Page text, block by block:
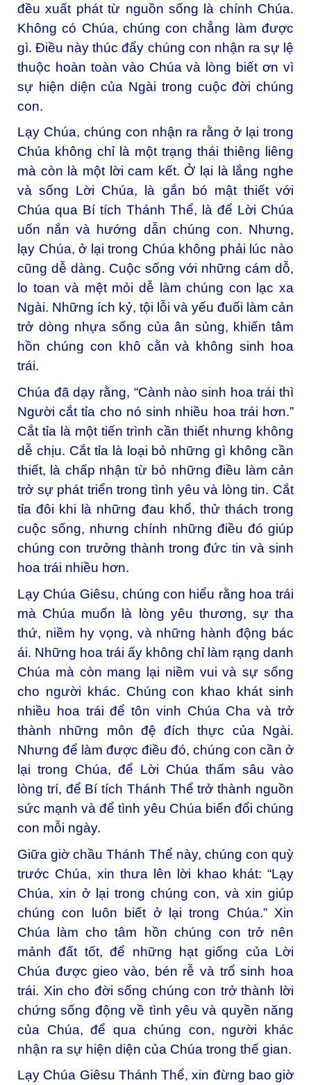
đều xuất phát từ nguồn sống là chính Chúa.
Không có Chúa, chúng con chẳng làm được
gì. Điều này thúc đẩy chúng con nhận ra sự lệ
thuộc hoàn toàn vào Chúa và lòng biết ơn vì
sự hiện diện của Ngài trong cuộc đời chúng
con.
Lạy Chúa, chúng con nhận ra rằng ở lại trong
Chúa không chỉ là một trạng thái thiêng liêng
mà còn là một lời cam kết. Ở lại là lắng nghe
và sống Lời Chúa, là gắn bó mật thiết với
Chúa qua Bí tích Thánh Thể, là để Lời Chúa
uốn nắn và hướng dẫn chúng con. Nhưng,
lạy Chúa, ở lại trong Chúa không phải lúc nào
cũng dễ dàng. Cuộc sống với những cám dỗ,
lo toan và mệt mỏi dễ làm chúng con lạc xa
Ngài. Những ích kỷ, tội lỗi và yếu đuối làm cản
trở dòng nhựa sống của ân sủng, khiến tâm
hồn chúng con khô cằn và không sinh hoa
trái.
Chúa đã dạy rằng, “Cành nào sinh hoa trái thì
Người cắt tỉa cho nó sinh nhiều hoa trái hơn.”
Cắt tỉa là một tiến trình cần thiết nhưng không
dễ chịu. Cắt tỉa là loại bỏ những gì không cần
thiết, là chấp nhận từ bỏ những điều làm cản
trở sự phát triển trong tình yêu và lòng tin. Cắt
tỉa đôi khi là những đau khổ, thử thách trong
cuộc sống, nhưng chính những điều đó giúp
chúng con trưởng thành trong đức tin và sinh
hoa trái nhiều hơn.
Lạy Chúa Giêsu, chúng con hiểu rằng hoa trái
mà Chúa muốn là lòng yêu thương, sự tha
thứ, niềm hy vọng, và những hành động bác
ái. Những hoa trái ấy không chỉ làm rạng danh
Chúa mà còn mang lại niềm vui và sự sống
cho người khác. Chúng con khao khát sinh
nhiều hoa trái để tôn vinh Chúa Cha và trở
thành những môn đệ đích thực của Ngài.
Nhưng để làm được điều đó, chúng con cần ở
lại trong Chúa, để Lời Chúa thấm sâu vào
lòng trí, để Bí tích Thánh Thể trở thành nguồn
sức mạnh và để tình yêu Chúa biến đổi chúng
con mỗi ngày.
Giữa giờ chầu Thánh Thể này, chúng con quỳ
trước Chúa, xin thưa lên lời khao khát: “Lạy
Chúa, xin ở lại trong chúng con, và xin giúp
chúng con luôn biết ở lại trong Chúa.” Xin
Chúa làm cho tâm hồn chúng con trở nên
mảnh đất tốt, để những hạt giống của Lời
Chúa được gieo vào, bén rễ và trổ sinh hoa
trái. Xin cho đời sống chúng con trở thành lời
chứng sống động về tình yêu và quyền năng
của Chúa, để qua chúng con, người khác
nhận ra sự hiện diện của Chúa trong thế gian.
Lạy Chúa Giêsu Thánh Thể, xin đừng bao giờ